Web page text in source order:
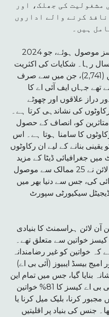
مشغولیت کی جھلک، اور
کرنے والے اداروں
ہیں۔
2024 میں ہر ماہ اوسطاً 264 نئے کیسز موصول ہوئے، جو
رہا۔ شکایات کی اکثریت
سائبر ہراسمنٹ سے متعلق تھیں (2,741)، جن میں سے صرف
سے تھے جہاں ایف آئی اے کا
دراز علاقوں اور چھوٹے
کی نشاندہی کرتا ہے۔
کو، انصاف کے حصول
کا سامنا ہوتا ہے۔ اس
بنانے کے لیے ان رکاوٹوں
جغرافیائی ڈیٹا کے مزید
تجزیے میں بتایا گیا ہے کہ ہیلپ لائن نے 25 ممالک سے موصول
کی، جس سے دنیا بھر میں
سیکیورٹی سپورٹ
آن لائن ہراسمنٹ کا بنیادی
ہدف بنی رہیں، جن میں 1,772 کیسز خواتین سے متعلق تھے۔
کہ خواتین کو غیر رضامندانہ
بیسڈ ایبیوز (آئی بی اے)
بنایا گیا، جس میں تمام این
سی آئی آئی کیسز کا 85% اورآئی بی اے کیسز کا 81% خواتین
کرنا، بلیک میل کرنا یا
جنس کی بنیاد پر اقلیتیں